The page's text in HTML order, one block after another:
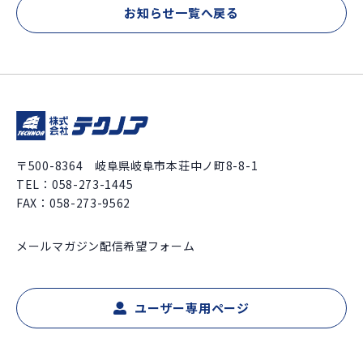
お知らせ一覧へ戻る
〒500-8364 岐阜県岐阜市本荘中ノ町8-8-1
TEL： 058-273-1445
FAX：058-273-9562
メールマガジン配信希望フォーム
ユーザー専用ページ